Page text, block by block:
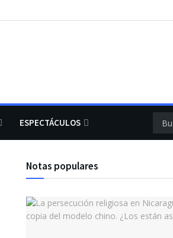
ESPECTÁCULOS
Notas populares